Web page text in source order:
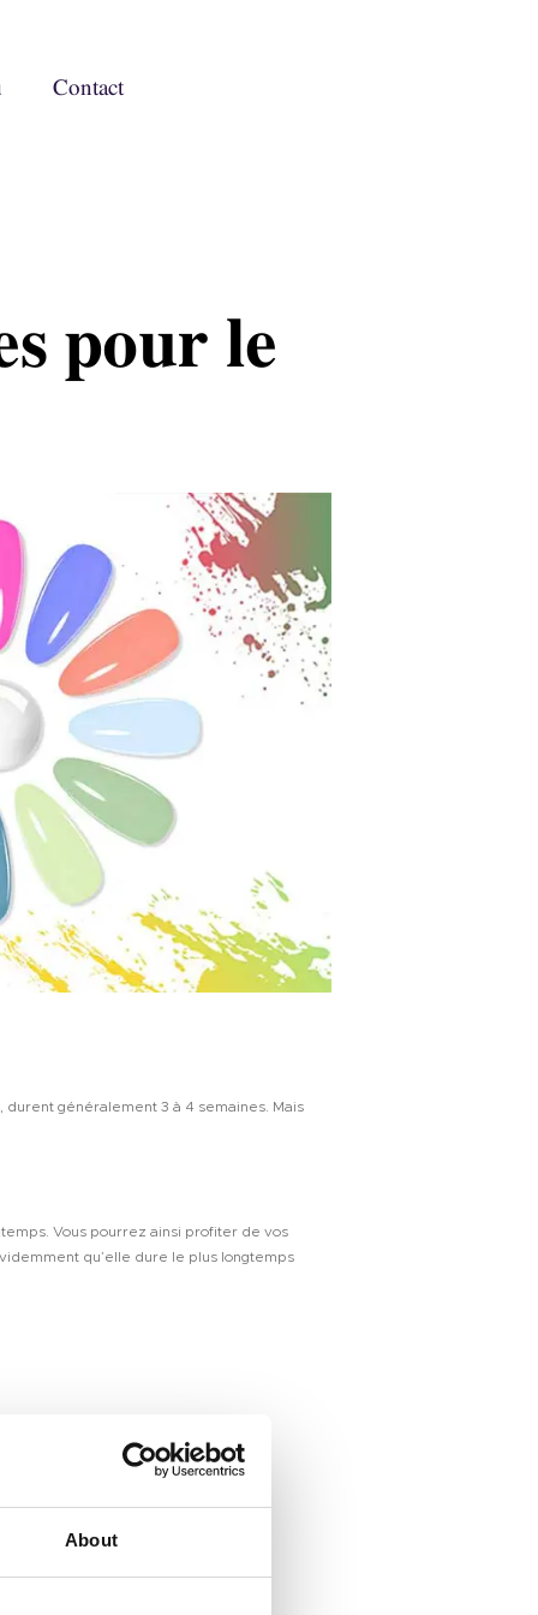
About
Contact
pour le
Address
généralement 3 à 4 semaines. Mais
Vous pourrez ainsi profiter de vos
qu’elle dure le plus longtemps
de l’essuyer.